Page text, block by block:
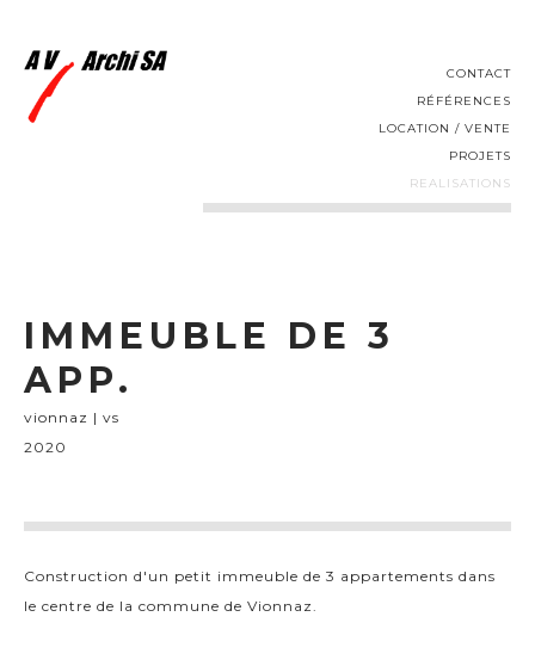
CONTACT
RÉFÉRENCES
LOCATION / VENTE
PROJETS
REALISATIONS
IMMEUBLE DE 3
APP.
vionnaz | vs
2020
Construction d'un petit immeuble de 3 appartements dans
le centre de la commune de Vionnaz.